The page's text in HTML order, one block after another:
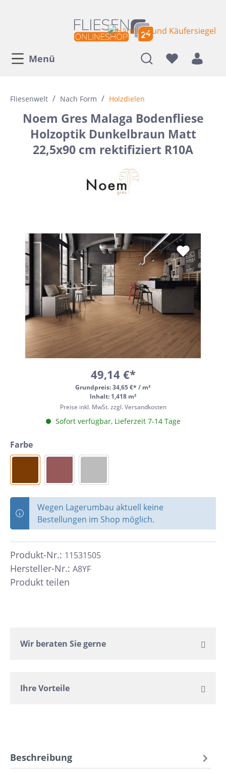
Menü
Fliesenwelt / Nach Form / Holzdielen
Noem Gres Malaga Bodenfliese
Holzoptik Dunkelbraun Matt
22,5x90 cm rektifiziert R10A
49,14 €*
Grundpreis:34,65 €* / m²
Inhalt: 1,418 m²
Preise inkl. MwSt. zzgl. Versandkosten
Sofort verfügbar, Lieferzeit 7-14 Tage
Farbe
Wegen Lagerumbau aktuell keine
Bestellungen im Shop möglich.
Hersteller-Nr.: A8YF
Produkt-Nr.: 11531505
Produkt teilen
Wir beraten Sie gerne
Ihre Vorteile
Beschreibung